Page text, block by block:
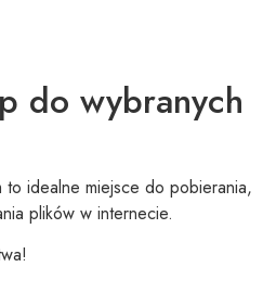
do wybranych
idealne miejsce do pobierania,
plików w internecie.